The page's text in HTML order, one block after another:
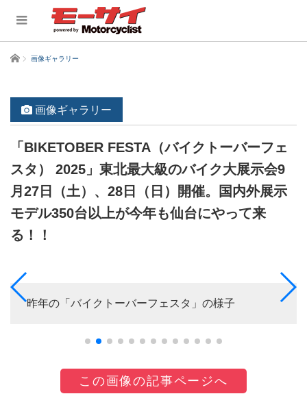
ホーム 画像ギャラリー
画像ギャラリー
「BIKETOBER FESTA（バイクトーバーフェ
スタ） 2025」東北最大級のバイク大展示会9
月27日（土）、28日（日）開催。国内外展示
モデル350台以上が今年も仙台にやって来
る！！
昨年の「バイクトーバーフェスタ」の様子
この画像の記事ページへ